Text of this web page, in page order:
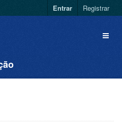
Entrar Registrar